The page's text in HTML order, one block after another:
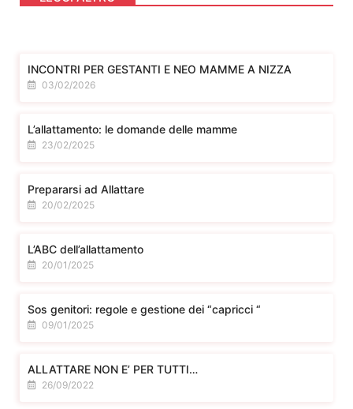
INCONTRI PER GESTANTI E NEO MAMME A NIZZA
03/02/2026
L’allattamento: le domande delle mamme
23/02/2025
Prepararsi ad Allattare
20/02/2025
L’ABC dell’allattamento
20/01/2025
Sos genitori: regole e gestione dei “capricci “
09/01/2025
ALLATTARE NON E’ PER TUTTI…
26/09/2022